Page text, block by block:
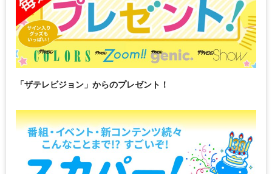
「ザテレビジョン」からのプレゼント！